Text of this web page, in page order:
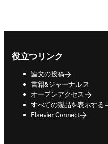
役立つリンク
論文の投稿
書籍&ジャーナル
opens in new tab/window
オープンアクセス
すべての製品を表示する
Elsevier Connect